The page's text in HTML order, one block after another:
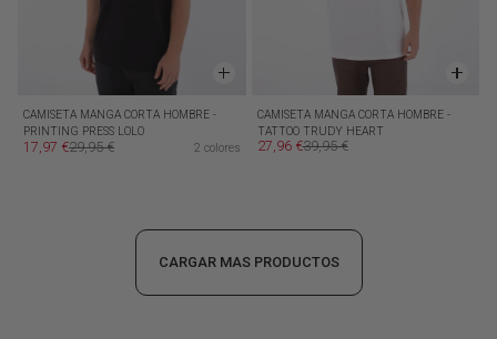
CAMISETA MANGA CORTA HOMBRE -
PRINTING PRESS LOLO
Precio de oferta
17,97 €Precio habitual
29,95 € 2 colores
CAMISETA MANGA CORTA HOMBRE -
TATTOO TRUDY HEART
Precio de oferta
27,96 €Precio habitual
39,95 €
CARGAR MAS PRODUCTOS